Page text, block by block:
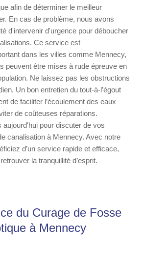
afin de déterminer le meilleur
En cas de problème, nous avons
d'intervenir d'urgence pour déboucher
Ce service est
dans les villes comme Mennecy,
peuvent être mises à rude épreuve en
Ne laissez pas les obstructions
Un bon entretien du tout-à-l’égout
de faciliter l’écoulement des eaux
de coûteuses réparations.
pour discuter de vos
canalisation à Mennecy. Avec notre
d’un service rapide et efficace,
la tranquillité d’esprit.
du Curage de Fosse
à Mennecy